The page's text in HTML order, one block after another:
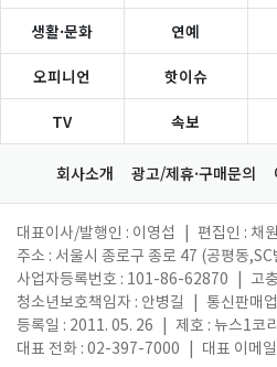
생활·문화 연예
오피니언 핫이슈
TV 속보
회사소개 광고/제휴·구매문의
대표이사/발행인 : 이영섭 편집인 : 채
주소 : 서울시 종로구 종로 47 (공평동
사업자등록번호 : 101-86-62870
고
청소년보호책임자 : 안병길
통신판매
등록일 : 2011. 05. 26
제호 : 뉴스1코
대표 전화 : 02-397-7000
대표 이메